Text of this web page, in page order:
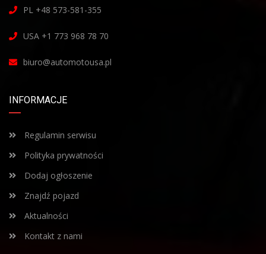
PL +48 573-581-355
USA +1 773 968 78 70
biuro@automotousa.pl
INFORMACJE
Regulamin serwisu
Polityka prywatności
Dodaj ogłoszenie
Znajdź pojazd
Aktualności
Kontakt z nami